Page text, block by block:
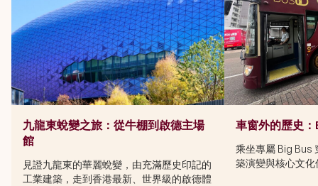
九龍東蛻變之旅：從牛棚到啟德主場
館
見證九龍東的華麗蛻變，由充滿歷史印記的
工業建築，走到香港最新、世界級的啟德體
車窗外的歷史
乘坐專屬 Big Bus
築演變與核心文化